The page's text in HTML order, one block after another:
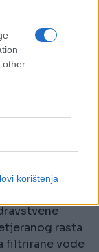
other
korištenja
poboljšava
rasta
filtrirane vode